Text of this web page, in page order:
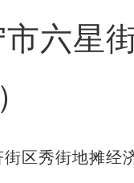
六星